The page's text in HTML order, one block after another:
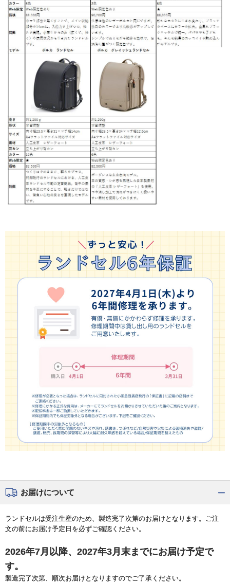
お届けについて
ランドセルは受注生産のため、製造完了次第のお届けとなります。ご注
文の前にお届け予定日を必ずご確認ください。
2026年7月以降、2027年3月末までにお届け予定で
す。
製造完了次第、順次お届けとなりますのでご了承ください。